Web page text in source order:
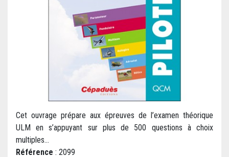
Cet ouvrage prépare aux épreuves de l’examen théorique
ULM en s’appuyant sur plus de 500 questions à choix
multiples...
Référence : 2099